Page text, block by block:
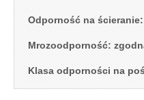
Odporność na ścieranie:
Mrozoodporność:
Klasa odporności na